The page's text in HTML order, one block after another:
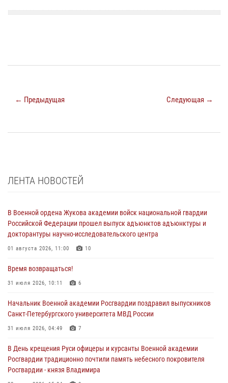
← Предыдущая Следующая →
ЛЕНТА НОВОСТЕЙ
В Военной ордена Жукова академии войск национальной гвардии
Российской Федерации прошел выпуск адъюнктов адъюнктуры и
докторантуры научно-исследовательского центра
01 августа 2026, 11:00 10
Время возвращаться!
31 июля 2026, 10:11 6
Начальник Военной академии Росгвардии поздравил выпускников
Санкт-Петербургского университета МВД России
31 июля 2026, 04:49 7
В День крещения Руси офицеры и курсанты Военной академии
Росгвардии традиционно почтили память небесного покровителя
Росгвардии - князя Владимира